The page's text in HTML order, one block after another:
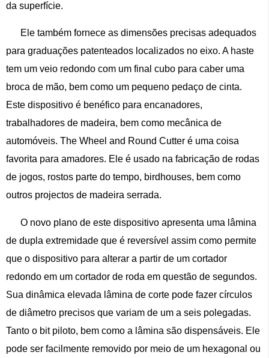
da superfície.
Ele também fornece as dimensões precisas adequados
para graduações patenteados localizados no eixo. A haste
tem um veio redondo com um final cubo para caber uma
broca de mão, bem como um pequeno pedaço de cinta.
Este dispositivo é benéfico para encanadores,
trabalhadores de madeira, bem como mecânica de
automóveis. The Wheel and Round Cutter é uma coisa
favorita para amadores. Ele é usado na fabricação de rodas
de jogos, rostos parte do tempo, birdhouses, bem como
outros projectos de madeira serrada.
O novo plano de este dispositivo apresenta uma lâmina
de dupla extremidade que é reversível assim como permite
que o dispositivo para alterar a partir de um cortador
redondo em um cortador de roda em questão de segundos.
Sua dinâmica elevada lâmina de corte pode fazer círculos
de diâmetro precisos que variam de um a seis polegadas.
Tanto o bit piloto, bem como a lâmina são dispensáveis. Ele
pode ser facilmente removido por meio de um hexagonal ou